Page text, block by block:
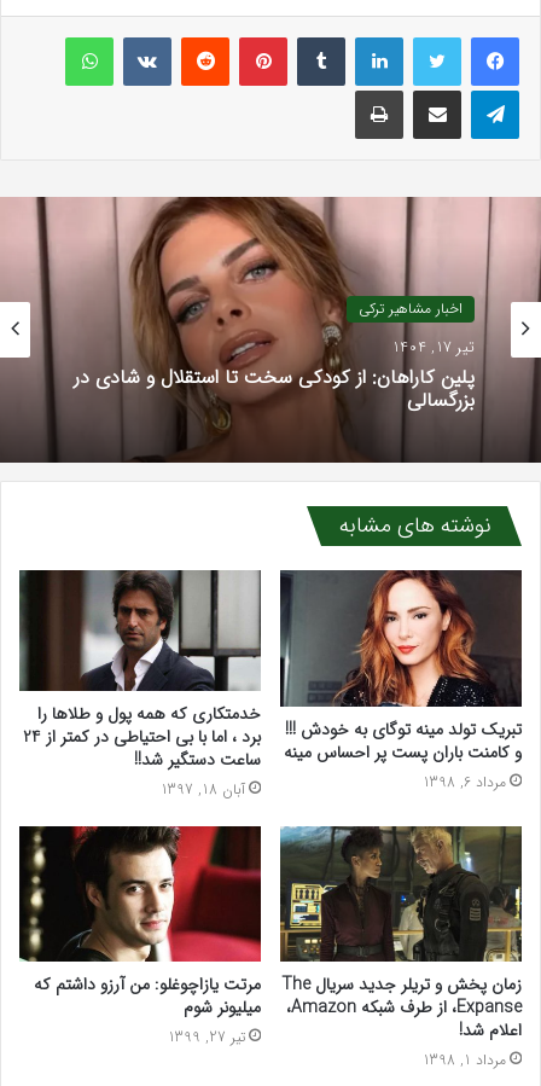
لینکداینتامبلر پینتریستReddit
VKontakteواتس آپ
تلگرام اشتراک گذاری با ایمیل چاپ
اخبار مشاهیر ترکی
تیر 17, 1404
پلین کاراهان: از کودکی سخت تا استقلال و شادی در
بزرگسالی
نوشته های مشابه
تبریک تولد مینه توگای به خودش !!!
و کامنت باران پست پر احساس مینه
مرداد 6, 1398
خدمتکاری که همه پول و طلاها را
برد ، اما با بی احتیاطی در کمتر از 24
ساعت دستگیر شد!!
آبان 18, 1397
زمان پخش و تریلر جدید سریال The
Expanse، از طرف شبکه Amazon،
اعلام شد!
مرداد 1, 1398
مرتت یازاچوغلو: من آرزو داشتم که
میلیونر شوم
تیر 27, 1399